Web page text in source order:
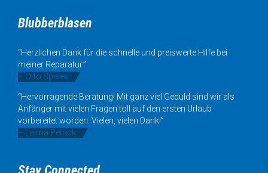
Blubberblasen
“Herzlichen Dank für die schnelle und preiswerte Hilfe bei
meiner Reparatur.”
– Otto Spalek
“Hervorragende Beratung! Mit ganz viel Geduld sind wir als
Anfänger mit vielen Fragen toll auf den ersten Urlaub
vorbereitet worden. Vielen, vielen Dank!”
– Laima Petrick